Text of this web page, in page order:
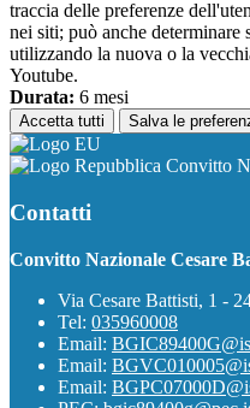
traccia delle preferenze
nei siti; può anche determinare
utilizzando la nuova o la
Youtube.
Durata: 6 mesi
Accetta tutti Salva le
Convitto
Contatti
Convitto Nazionale Cesare
Via Cesare Battisti, 1 -
Tel: 035960008
Email:
Email:
Email: